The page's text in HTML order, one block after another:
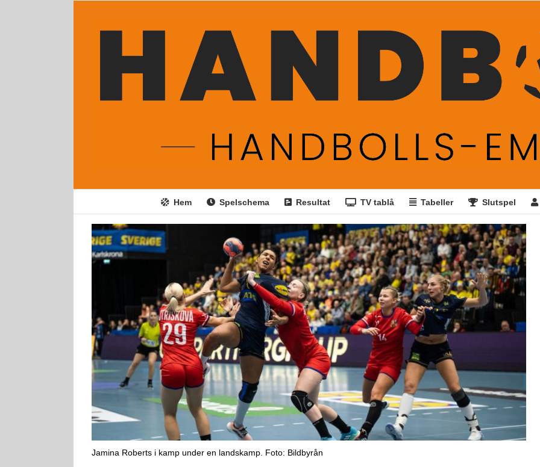
Hem Spelschema Resultat TV tablå Tabeller Slutspel
Jamina Roberts i kamp under en landskamp. Foto: Bildbyrån